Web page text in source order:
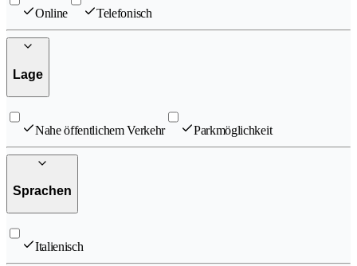
Online Telefonisch
Lage
Nahe öffentlichem Verkehr Parkmöglichkeit
Sprachen
Italienisch